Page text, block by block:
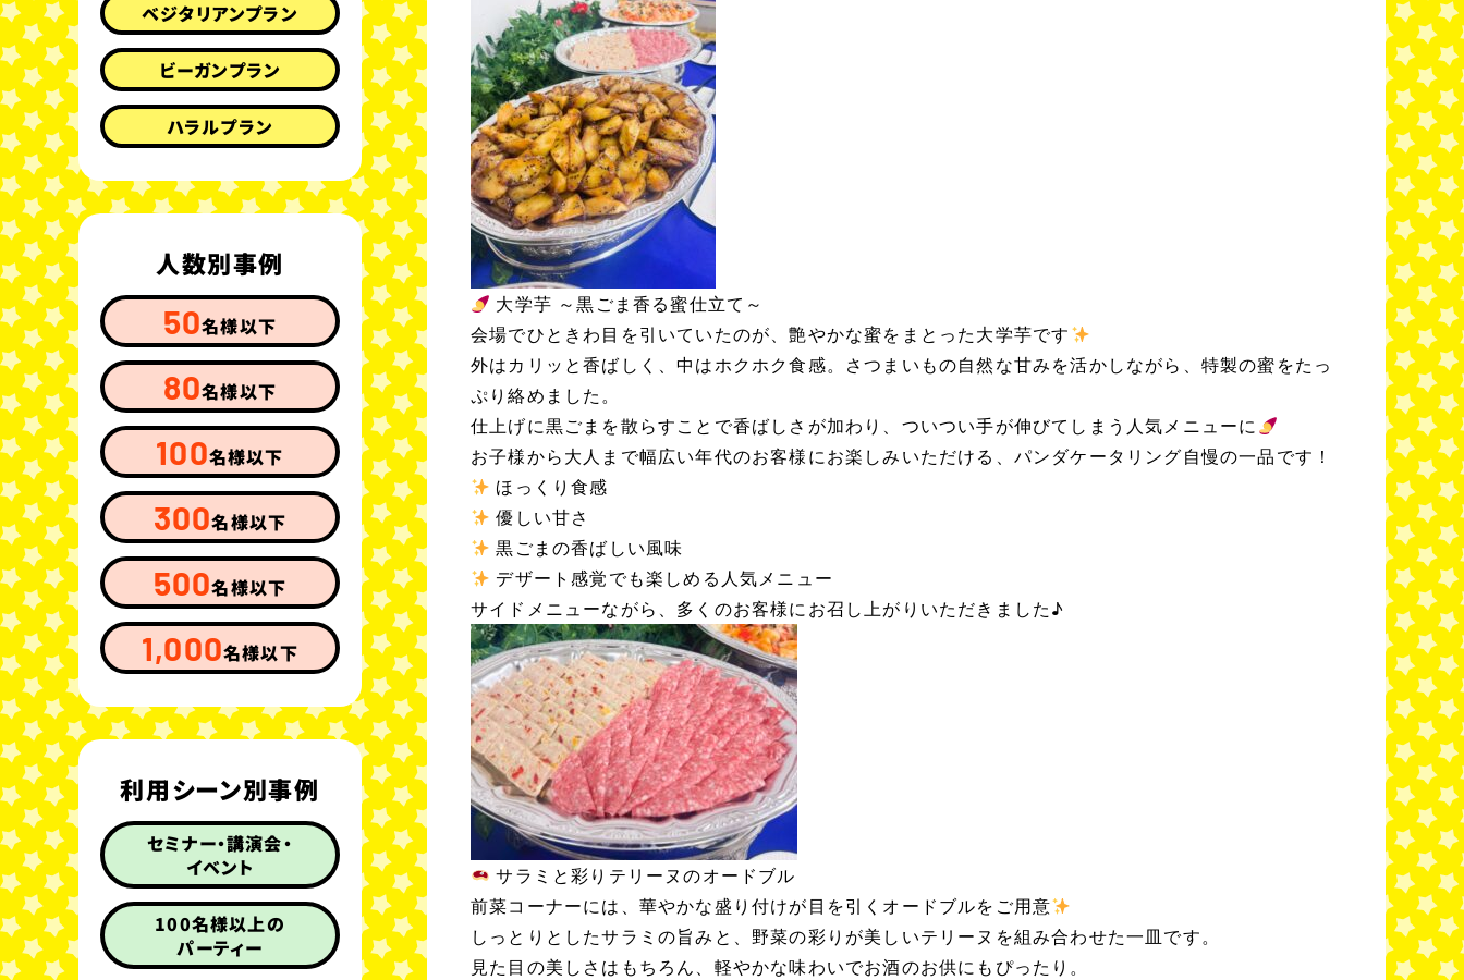
ベジタリアンプラン
ビーガンプラン
ハラルプラン
人数別事例
50名様以下
80名様以下
100名様以下
300名様以下
500名様以下
1,000名様以下
利用シーン別事例
セミナー・講演会・
イベント
100名様以上の
パーティー
大学芋 ～黒ごま香る蜜仕立て～
会場でひときわ目を引いていたのが、艶やかな蜜をまとった大学芋です
外はカリッと香ばしく、中はホクホク食感。さつまいもの自然な甘みを活かしながら、特製の蜜をたっ
ぷり絡めました。
仕上げに黒ごまを散らすことで香ばしさが加わり、ついつい手が伸びてしまう人気メニューに
お子様から大人まで幅広い年代のお客様にお楽しみいただける、パンダケータリング自慢の一品です！
ほっくり食感
優しい甘さ
黒ごまの香ばしい風味
デザート感覚でも楽しめる人気メニュー
サイドメニューながら、多くのお客様にお召し上がりいただきました♪
サラミと彩りテリーヌのオードブル
前菜コーナーには、華やかな盛り付けが目を引くオードブルをご用意
しっとりとしたサラミの旨みと、野菜の彩りが美しいテリーヌを組み合わせた一皿です。
見た目の美しさはもちろん、軽やかな味わいでお酒のお供にもぴったり。